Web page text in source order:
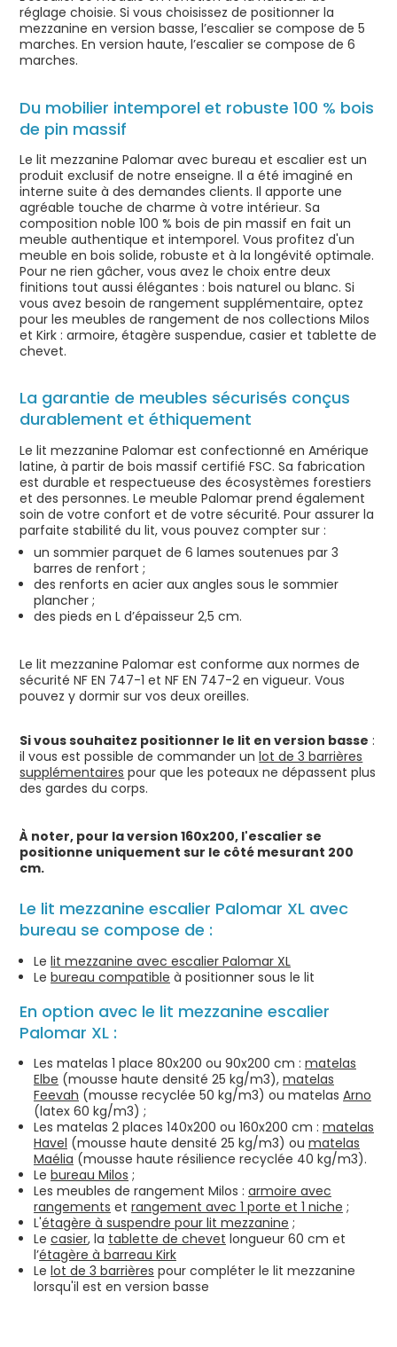
réglage choisie. Si vous choisissez de positionner la
mezzanine en version basse, l’escalier se compose de 5
marches. En version haute, l’escalier se compose de 6
marches.
Du mobilier intemporel et robuste 100 % bois
de pin massif
Le lit mezzanine Palomar avec bureau et escalier est un
produit exclusif de notre enseigne. Il a été imaginé en
interne suite à des demandes clients. Il apporte une
agréable touche de charme à votre intérieur. Sa
composition noble 100 % bois de pin massif en fait un
meuble authentique et intemporel. Vous profitez d'un
meuble en bois solide, robuste et à la longévité optimale.
Pour ne rien gâcher, vous avez le choix entre deux
finitions tout aussi élégantes : bois naturel ou blanc. Si
vous avez besoin de rangement supplémentaire, optez
pour les meubles de rangement de nos collections Milos
et Kirk : armoire, étagère suspendue, casier et tablette de
chevet.
La garantie de meubles sécurisés conçus
durablement et éthiquement
Le lit mezzanine Palomar est confectionné en Amérique
latine, à partir de bois massif certifié FSC. Sa fabrication
est durable et respectueuse des écosystèmes forestiers
et des personnes. Le meuble Palomar prend également
soin de votre confort et de votre sécurité. Pour assurer la
parfaite stabilité du lit, vous pouvez compter sur :
un sommier parquet de 6 lames soutenues par 3
barres de renfort ;
des renforts en acier aux angles sous le sommier
plancher ;
des pieds en L d’épaisseur 2,5 cm.
Le lit mezzanine Palomar est conforme aux normes de
sécurité NF EN 747-1 et NF EN 747-2 en vigueur. Vous
pouvez y dormir sur vos deux oreilles.
Si vous souhaitez positionner le lit en version basse :
il vous est possible de commander unlot de 3 barrières
supplémentaires pour que les poteaux ne dépassent plus
des gardes du corps.
À noter, pour la version 160x200, l'escalier se
positionne uniquement sur le côté mesurant 200
cm.
Le lit mezzanine escalier Palomar XL avec
bureau se compose de :
Le lit mezzanine avec escalier Palomar XL
Le bureau compatible à positionner sous le lit
En option avec le lit mezzanine escalier
Palomar XL :
Les matelas 1 place 80x200 ou 90x200 cm : matelas
Elbe (mousse haute densité 25 kg/m3), matelas
Feevah (mousse recyclée 50 kg/m3) ou matelas Arno
(latex 60 kg/m3) ;
Les matelas 2 places 140x200 ou 160x200 cm : matelas
Havel (mousse haute densité 25 kg/m3) ou matelas
Maélia (mousse haute résilience recyclée 40 kg/m3).
Le bureau Milos ;
Les meubles de rangement Milos : armoire avec
rangements et rangement avec 1 porte et 1 niche ;
L'étagère à suspendre pour lit mezzanine ;
Le casier, la tablette de chevet longueur 60 cm et
l’étagère à barreau Kirk
Le lot de 3 barrières pour compléter le lit mezzanine
lorsqu'il est en version basse